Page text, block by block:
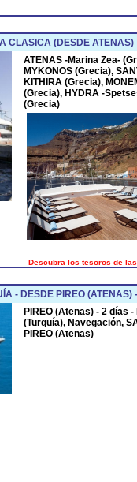
CLASICA (DESDE ATENAS)
ATENAS -Marina Zea-
MYKONOS (Grecia),
KITHIRA (Grecia),
(Grecia), HYDRA -
(Grecia)
Descubra los tesoros de
- DESDE PIREO (ATENAS)
PIREO (Atenas) - 2 días
(Turquía), Navegación,
PIREO (Atenas)